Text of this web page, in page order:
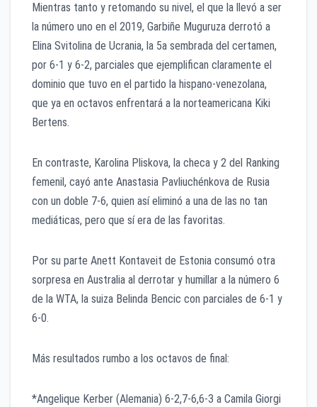
Mientras tanto y retomando su nivel, el que la llevó a ser
la número uno en el 2019, Garbiñe Muguruza derrotó a
Elina Svitolina de Ucrania, la 5a sembrada del certamen,
por 6-1 y 6-2, parciales que ejemplifican claramente el
dominio que tuvo en el partido la hispano-venezolana,
que ya en octavos enfrentará a la norteamericana Kiki
Bertens.
En contraste, Karolina Pliskova, la checa y 2 del Ranking
femenil, cayó ante Anastasia Pavliuchénkova de Rusia
con un doble 7-6, quien así eliminó a una de las no tan
mediáticas, pero que sí era de las favoritas.
Por su parte Anett Kontaveit de Estonia consumó otra
sorpresa en Australia al derrotar y humillar a la número 6
de la WTA, la suiza Belinda Bencic con parciales de 6-1 y
6-0.
Más resultados rumbo a los octavos de final:
*Angelique Kerber (Alemania) 6-2,7-6,6-3 a Camila Giorgi